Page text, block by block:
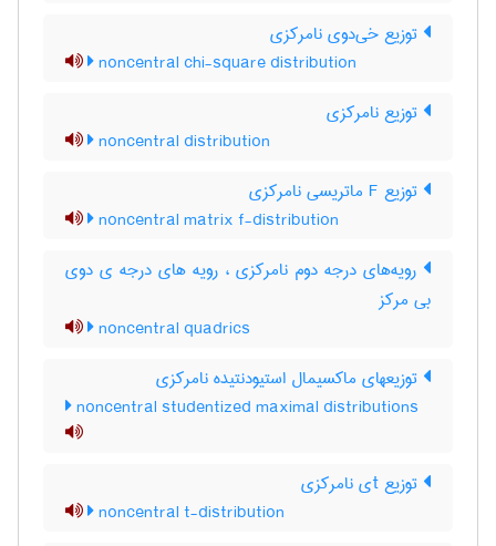
توزیع خی‌دوی نامرکزی
noncentral chi-square distribution
توزیع نامرکزی
noncentral distribution
توزیع F ماتریسی نامرکزی
noncentral matrix f-distribution
رویه‌های درجه دوم نامرکزی ، رویه های درجه ی دوی
بی مرکز
noncentral quadrics
توزیعهای ماکسیمال استیودنتیده نامرکزی
noncentral studentized maximal distributions
توزیع tی نامرکزی
noncentral t-distribution